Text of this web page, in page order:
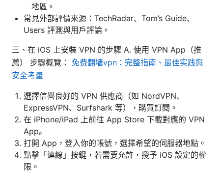
地區。
常見外部評價來源：TechRadar、Tom’s Guide、
Users 評測與用戶評論。
三、在 iOS 上安裝 VPN 的步驟 A. 使用 VPN App（推
薦） 步驟概覽： 免费翻墙vpn：完整指南、最佳实践與
安全考量
選擇信譽良好的 VPN 供應商（如 NordVPN、
ExpressVPN、Surfshark 等），購買訂閱。
在 iPhone/iPad 上前往 App Store 下載對應的 VPN
App。
打開 App，登入你的帳號，選擇希望的伺服器地點。
點擊「連線」按鍵，若需要允許，授予 iOS 設定的權
限。